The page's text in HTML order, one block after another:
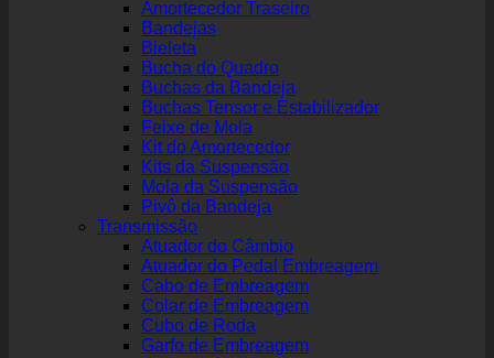
Amortecedor Traseiro
Bandejas
Bieleta
Bucha do Quadro
Buchas da Bandeja
Buchas Tensor e Estabilizador
Feixe de Mola
Kit do Amortecedor
Kits da Suspensão
Mola da Suspensão
Pivô da Bandeja
Transmissão
Atuador do Câmbio
Atuador do Pedal Embreagem
Cabo de Embreagem
Colar de Embreagem
Cubo de Roda
Garfo de Embreagem